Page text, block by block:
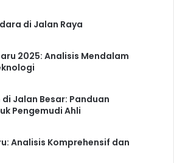
di Jalan Raya
2025: Analisis Mendalam
Jalan Besar: Panduan
Pengemudi Ahli
Analisis Komprehensif dan